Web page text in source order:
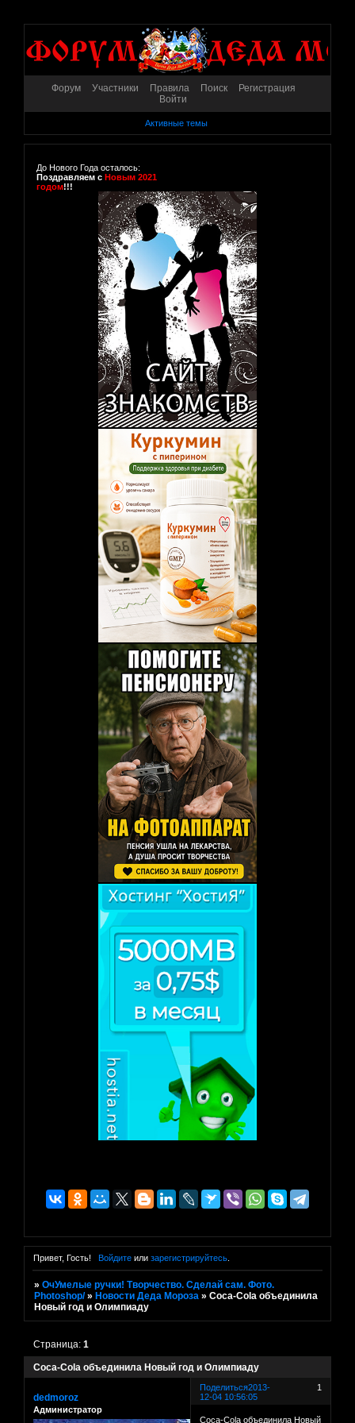
Форум Участники Правила Поиск
Регистрация
Войти
Активные темы
До Нового Года осталось:
Поздравляем с Новым 2021
годом!!!
Привет, Гость! Войдитеили зарегистрируйтесь.
»ОчУмелые ручки! Творчество. Сделай сам. Фото.
Photoshop/ » Новости Деда Мороза »Coca-Cola объединила
Новый год и Олимпиаду
Coca-Cola объединила Новый год и Олимпиаду
Страница:1
Поделиться 1
2013-
12-04 10:56:05
dedmoroz
Администратор
Coca-Cola объединила Новый